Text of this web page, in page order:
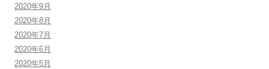
2020年9月
2020年8月
2020年7月
2020年6月
2020年5月